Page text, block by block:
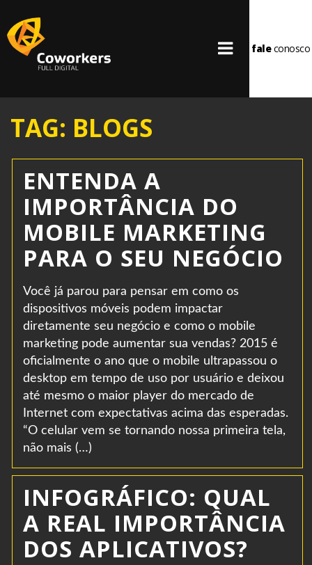
faleconosco
TAG: BLOGS
ENTENDA A
IMPORTÂNCIA DO
MOBILE MARKETING
PARA O SEU NEGÓCIO
Você já parou para pensar em como os
dispositivos móveis podem impactar
diretamente seu negócio e como o mobile
marketing pode aumentar sua vendas? 2015 é
oficialmente o ano que o mobile ultrapassou o
desktop em tempo de uso por usuário e deixou
até mesmo o maior player do mercado de
Internet com expectativas acima das esperadas.
“O celular vem se tornando nossa primeira tela,
não mais (…)
INFOGRÁFICO: QUAL
A REAL IMPORTÂNCIA
DOS APLICATIVOS?